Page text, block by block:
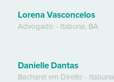
Lorena Vasconcelos
Advogado - Itabuna, BA
Danielle Dantas
Bacharel em Direito - Itabuna